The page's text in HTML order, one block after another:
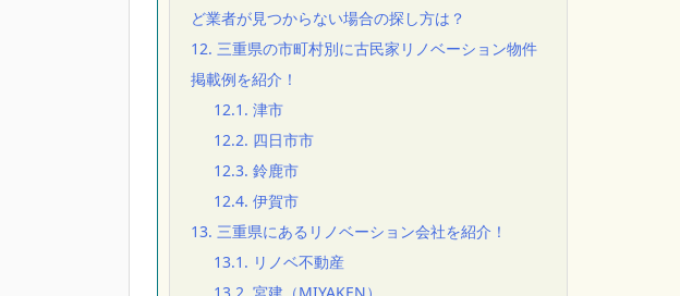
ど業者が見つからない場合の探し方は？
12. 三重県の市町村別に古民家リノベーション物件
掲載例を紹介！
12.1. 津市
12.2. 四日市市
12.3. 鈴鹿市
12.4. 伊賀市
13. 三重県にあるリノベーション会社を紹介！
13.1. リノベ不動産